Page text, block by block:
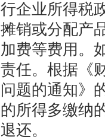
行企业所得税
摊销或分配产
加费等费用。
责任。根据《
问题的通知》
的所得多缴纳
退还。